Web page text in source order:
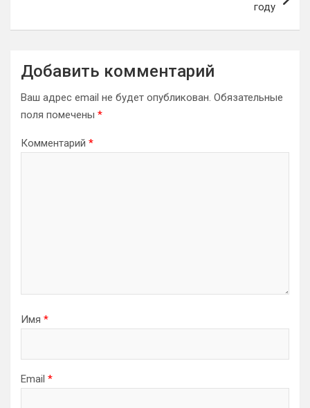
году
Добавить комментарий
Ваш адрес email не будет опубликован. Обязательные
поля помечены *
Комментарий *
Имя *
Email *